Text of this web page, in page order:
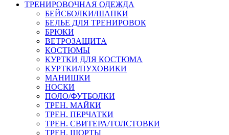
ТРЕНИРОВОЧНАЯ ОДЕЖДА
БЕЙСБОЛКИ/ШАПКИ
БЕЛЬЕ ДЛЯ ТРЕНИРОВОК
БРЮКИ
ВЕТРОЗАЩИТА
КОСТЮМЫ
КУРТКИ ДЛЯ КОСТЮМА
КУРТКИ/ПУХОВИКИ
МАНИШКИ
НОСКИ
ПОЛО/ФУТБОЛКИ
ТРЕН. МАЙКИ
ТРЕН. ПЕРЧАТКИ
ТРЕН. СВИТЕРА/ТОЛСТОВКИ
ТРЕН. ШОРТЫ